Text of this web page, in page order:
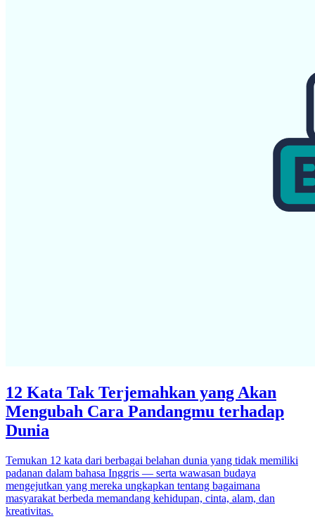
12 Kata Tak Terjemahkan yang Akan
Mengubah Cara Pandangmu terhadap
Dunia
Temukan 12 kata dari berbagai belahan dunia yang tidak memiliki
padanan dalam bahasa Inggris — serta wawasan budaya
mengejutkan yang mereka ungkapkan tentang bagaimana
masyarakat berbeda memandang kehidupan, cinta, alam, dan
kreativitas.